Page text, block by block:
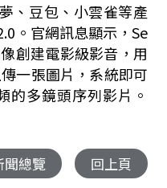
、豆包、小雲雀等產
。官網訊息顯示，Se
創建電影級影音，用
一張圖片，系統即可
的多鏡頭序列影片。
聞總覽 回上頁